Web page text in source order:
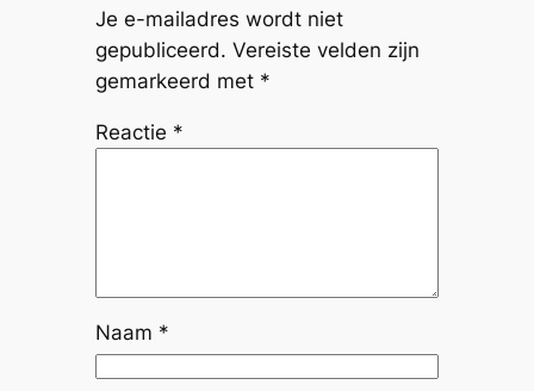
Je e-mailadres wordt niet
gepubliceerd. Vereiste velden zijn
gemarkeerd met *
Reactie *
Naam *